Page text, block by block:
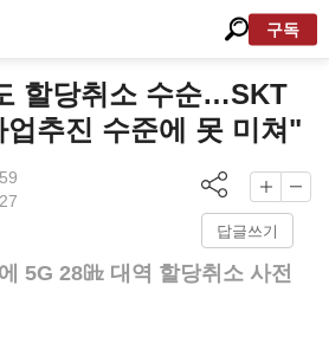
구독
할당취소 수순…SKT
추진 수준에 못 미쳐"
답글쓰기
5G 28㎓ 대역 할당취소 사전